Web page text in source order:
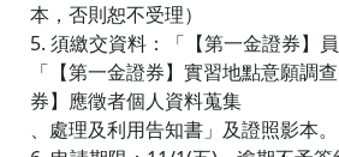
本，否則恕不受理）
5. 須繳交資料：「【第一金證券】員
「【第一金證券】實習地點意願調
券】應徵者個人資料蒐集
、處理及利用告知書」及證照影本。